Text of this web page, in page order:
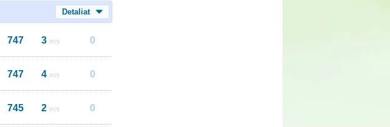
Detaliat
747 3 m/s 0
747 4 m/s 0
745 2 m/s 0